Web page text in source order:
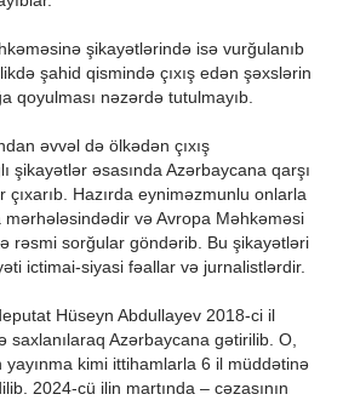
şikayətlərində isə vurğulanıb
şahid qismində çıxış edən şəxslərin
qoyulması nəzərdə tutulmayıb.
əvvəl də ölkədən çıxış
şikayətlər əsasında Azərbaycana qarşı
çıxarıb. Hazırda eyniməzmunlu onlarla
və Avropa Məhkəməsi
rəsmi sorğular göndərib. Bu şikayətləri
ictimai-siyasi fəallar və jurnalistlərdir.
Hüseyn Abdullayev 2018-ci il
Azərbaycana gətirilib. O,
kimi ittihamlarla 6 il müddətinə
2024-cü ilin martında – cəzasının